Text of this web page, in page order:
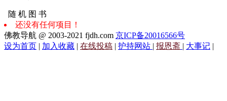
随 机 图 书
还没有任何项目！
佛教导航 @ 2003-2021 fjdh.com 京ICP备20016566号
设为首页 | 加入收藏 | 在线投稿 | 护持网站 | 报恩斋 | 大事记 |